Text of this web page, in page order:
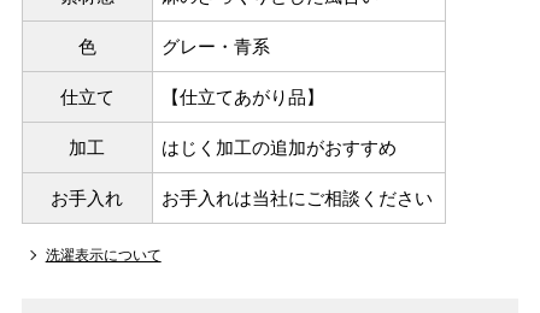
色 グレー・青系
仕立て 【仕立てあがり品】
加工 はじく加工の追加がおすすめ
お手入れ お手入れは当社にご相談ください
洗濯表示について